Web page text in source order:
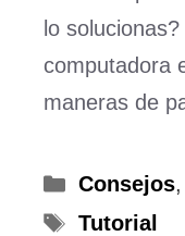
lo
computadora
maneras de
Categorías
Consejos,
Etiquetas
Tutorial